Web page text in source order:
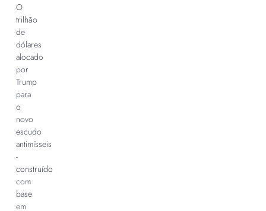
O
trilhão
de
dólares
alocado
por
Trump
para
o
novo
escudo
antimísseis
-
construído
com
base
em